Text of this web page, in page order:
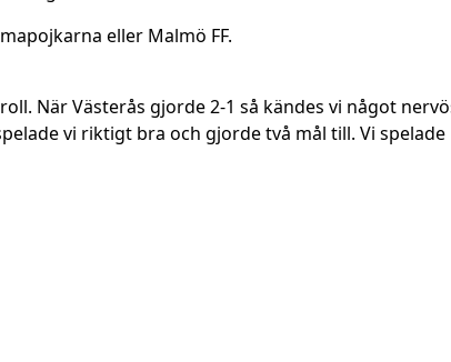
eller Malmö FF.
När Västerås gjorde 2-1 så kändes vi något
vi riktigt bra och gjorde två mål till. Vi spelade